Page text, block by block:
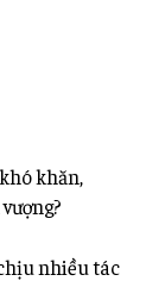
khăn,
nhiều tác